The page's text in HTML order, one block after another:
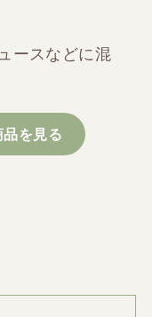
ースなどに混
を見る